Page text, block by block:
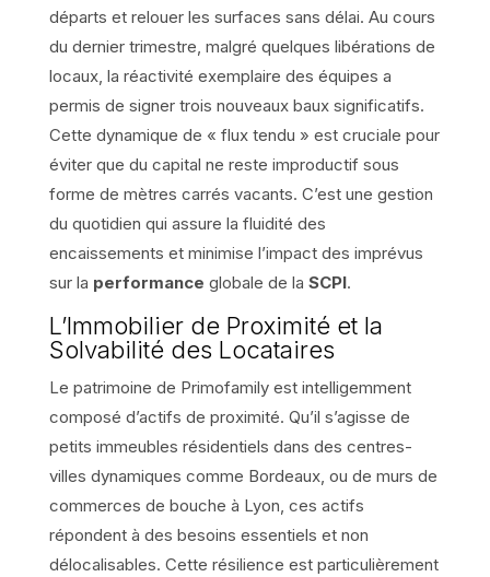
départs et relouer les surfaces sans délai. Au cours
du dernier trimestre, malgré quelques libérations de
locaux, la réactivité exemplaire des équipes a
permis de signer trois nouveaux baux significatifs.
Cette dynamique de « flux tendu » est cruciale pour
éviter que du capital ne reste improductif sous
forme de mètres carrés vacants. C’est une gestion
du quotidien qui assure la fluidité des
encaissements et minimise l’impact des imprévus
sur la performance globale de la SCPI.
L’Immobilier de Proximité et la
Solvabilité des Locataires
Le patrimoine de Primofamily est intelligemment
composé d’actifs de proximité. Qu’il s’agisse de
petits immeubles résidentiels dans des centres-
villes dynamiques comme Bordeaux, ou de murs de
commerces de bouche à Lyon, ces actifs
répondent à des besoins essentiels et non
délocalisables. Cette résilience est particulièrement